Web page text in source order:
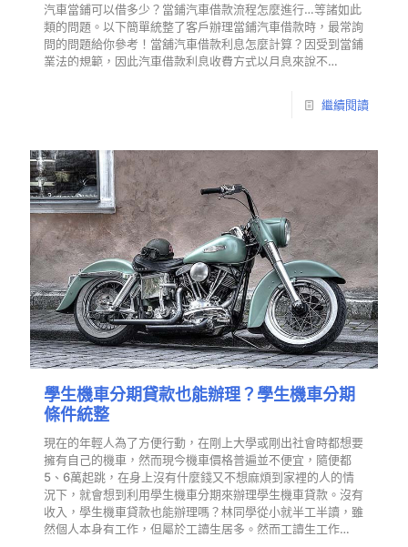
汽車當鋪可以借多少？當鋪汽車借款流程怎麼進行…等諸如此
類的問題。以下簡單統整了客戶辦理當鋪汽車借款時，最常詢
問的問題給你參考！當舖汽車借款利息怎麼計算？因受到當鋪
業法的規範，因此汽車借款利息收費方式以月息來說不…
繼續閱讀
學生機車分期貸款也能辦理？學生機車分期
條件統整
現在的年輕人為了方便行動，在剛上大學或剛出社會時都想要
擁有自己的機車，然而現今機車價格普遍並不便宜，隨便都
5、6萬起跳，在身上沒有什麼錢又不想麻煩到家裡的人的情
況下，就會想到利用學生機車分期來辦理學生機車貸款。沒有
收入，學生機車貸款也能辦理嗎？林同學從小就半工半讀，雖
然個人本身有工作，但屬於工讀生居多。然而工讀生工作…